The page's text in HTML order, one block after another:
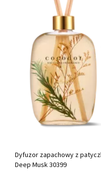
Dyfuzor zapachowy z
Deep Musk 30399